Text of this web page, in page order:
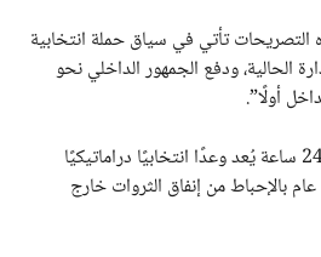
التصريحات تأتي في سياق حملة انتخابية
الحالية، ودفع الجمهور الداخلي نحو
أولًا”.
الرهان على إنهاء الحرب في 24 ساعة يُعد وعدًا انتخابيًا دراماتيكيًا
بالإحباط من إنفاق الثروات خارج